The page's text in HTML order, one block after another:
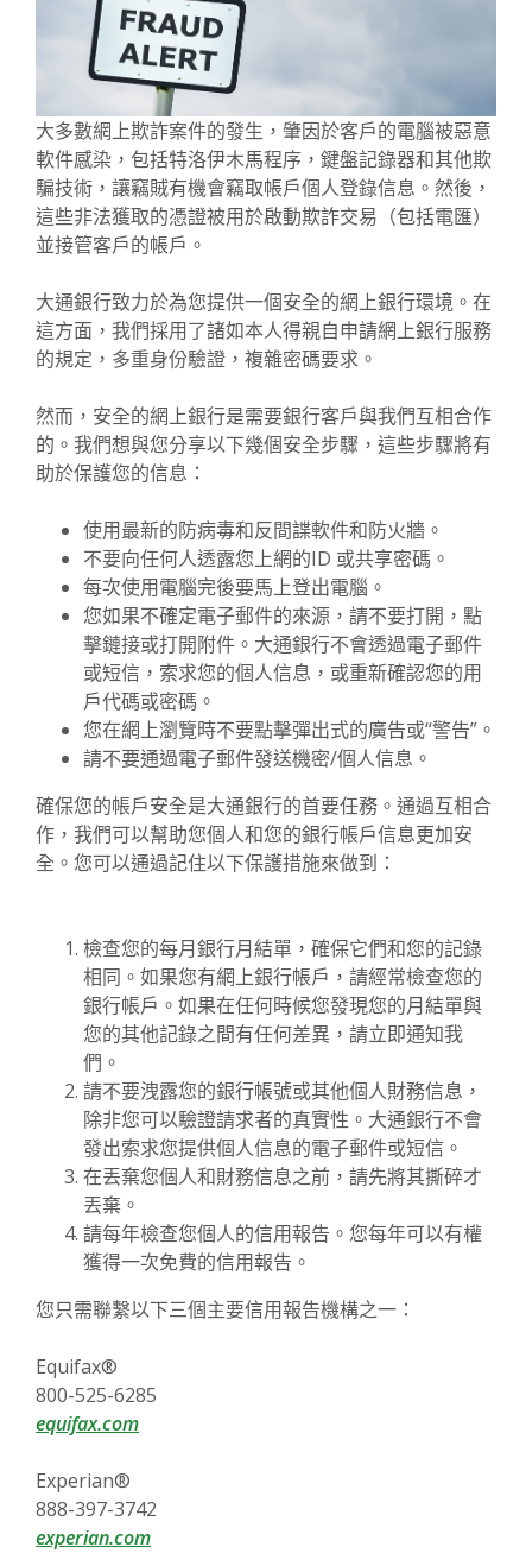
大多數網上欺詐案件的發生，肇因於客戶的電腦被惡意
軟件感染，包括特洛伊木馬程序，鍵盤記錄器和其他欺
騙技術，讓竊賊有機會竊取帳戶個人登錄信息。然後，
這些非法獲取的憑證被用於啟動欺詐交易（包括電匯）
並接管客戶的帳戶。
大通銀行致力於為您提供一個安全的網上銀行環境。在
這方面，我們採用了諸如本人得親自申請網上銀行服務
的規定，多重身份驗證，複雜密碼要求。
然而，安全的網上銀行是需要銀行客戶與我們互相合作
的。我們想與您分享以下幾個安全步驟，這些步驟將有
助於保護您的信息：
使用最新的防病毒和反間諜軟件和防火牆。
不要向任何人透露您上網的ID 或共享密碼。
每次使用電腦完後要馬上登出電腦。
您如果不確定電子郵件的來源，請不要打開，點
擊鏈接或打開附件。大通銀行不會透過電子郵件
或短信，索求您的個人信息，或重新確認您的用
戶代碼或密碼。
您在網上瀏覽時不要點擊彈出式的廣告或“警告”。
請不要通過電子郵件發送機密/個人信息。
確保您的帳戶安全是大通銀行的首要任務。通過互相合
作，我們可以幫助您個人和您的銀行帳戶信息更加安
全。您可以通過記住以下保護措施來做到：
檢查您的每月銀行月結單，確保它們和您的記錄
相同。如果您有網上銀行帳戶，請經常檢查您的
銀行帳戶。如果在任何時候您發現您的月結單與
您的其他記錄之間有任何差異，請立即通知我
們。
請不要洩露您的銀行帳號或其他個人財務信息，
除非您可以驗證請求者的真實性。大通銀行不會
發出索求您提供個人信息的電子郵件或短信。
在丟棄您個人和財務信息之前，請先將其撕碎才
丟棄。
請每年檢查您個人的信用報告。您每年可以有權
獲得一次免費的信用報告。
您只需聯繫以下三個主要信用報告機構之一：
Equifax®
800-525-6285
equifax.com(Opens in a new Window)
Experian®
888-397-3742
experian.com(Opens in a new Window)